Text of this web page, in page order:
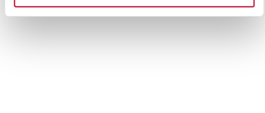
helst från cookie-förklaringen.